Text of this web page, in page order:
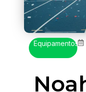
Equipamentos